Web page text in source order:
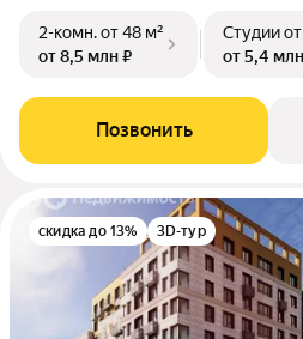
2-комн.от 48 м²
от 8,5 млн ₽
Студии
от 5,4
Позвонить
скидка до 13% 3D-тур